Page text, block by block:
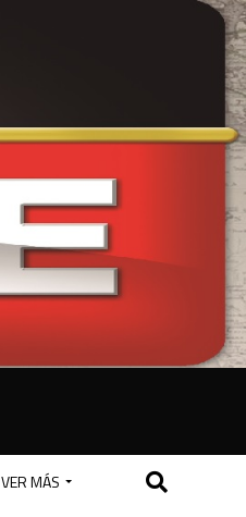
VER MÁS